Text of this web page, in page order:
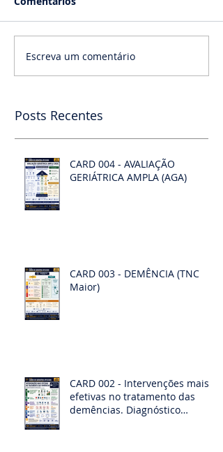
Escreva um comentário
Posts Recentes
CARD 004 - AVALIAÇÃO
GERIÁTRICA AMPLA (AGA)
CARD 003 - DEMÊNCIA (TNC
Maior)
CARD 002 - Intervenções mais
efetivas no tratamento das
demências. Diagnóstico